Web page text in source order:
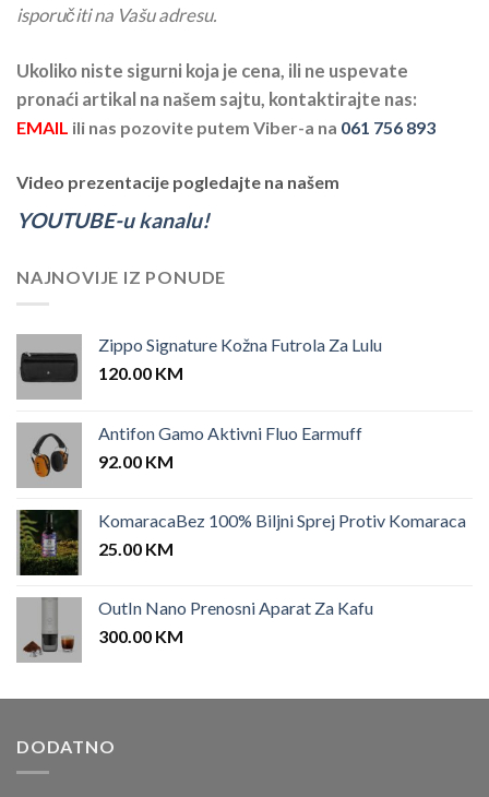
isporučiti na Vašu adresu.
Ukoliko niste sigurni koja je cena, ili ne uspevate
pronaći artikal na našem sajtu, kontaktirajte nas:
EMAIL ili nas pozovite putem Viber-a na 061 756 893
Video prezentacije pogledajte na našem
YOUTUBE-u kanalu!
NAJNOVIJE IZ PONUDE
Zippo Signature Kožna Futrola Za Lulu
120.00 KM
Antifon Gamo Aktivni Fluo Earmuff
92.00 KM
KomaracaBez 100% Biljni Sprej Protiv Komaraca
25.00 KM
OutIn Nano Prenosni Aparat Za Kafu
300.00 KM
DODATNO